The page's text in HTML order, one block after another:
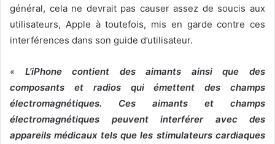
général, cela ne devrait pas causer assez de soucis aux
utilisateurs, Apple à toutefois, mis en garde contre ces
interférences dans son guide d’utilisateur.
« L’iPhone contient des aimants ainsi que des
composants et radios qui émettent des champs
électromagnétiques. Ces aimants et champs
électromagnétiques peuvent interférer avec des
appareils médicaux tels que les stimulateurs cardiaques